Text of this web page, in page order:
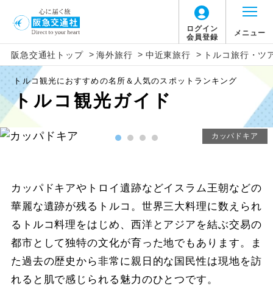
ログイン
会員登録
メニュー
阪急交通社トップ > 海外旅行 > 中近東旅行 > トルコ旅行・ツ
トルコ観光におすすめの名所＆人気のスポットランキング
トルコ観光ガイド
カッパドキア
カッパドキアやトロイ遺跡などイスラム王朝などの
華麗な遺跡が残るトルコ。世界三大料理に数えられ
るトルコ料理をはじめ、西洋とアジアを結ぶ交易の
都市として独特の文化が育った地でもあります。ま
た過去の歴史から非常に親日的な国民性は現地を訪
れると肌で感じられる魅力のひとつです。